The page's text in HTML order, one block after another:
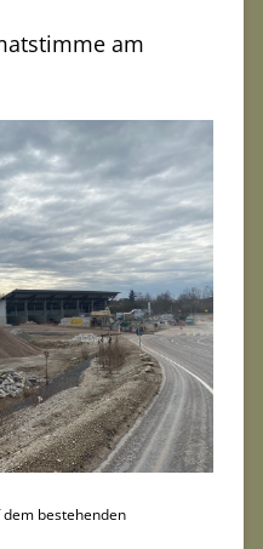
am
bestehenden